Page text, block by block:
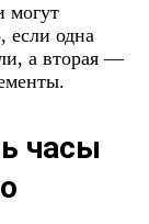
могут
если одна
а вторая —
часы